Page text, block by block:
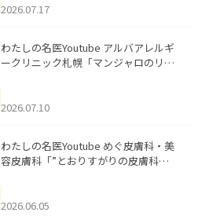
した。
2026.07.17
わたしの名医Youtube アルバアレルギ
ークリニック札幌「マンジャロのリア
た。
2026.07.10
わたしの名医Youtube めぐ皮膚科・美
容皮膚科「”とおりすがりの皮膚科
2026.06.05